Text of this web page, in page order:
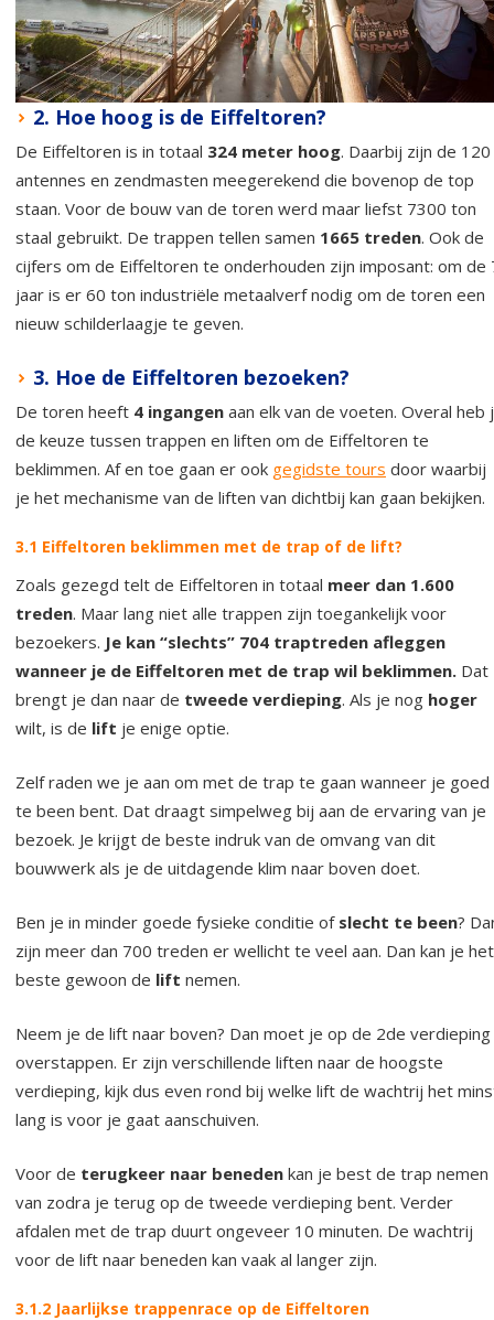
2. Hoe hoog is de Eiffeltoren?
De Eiffeltoren is in totaal 324 meter hoog. Daarbij zijn de 120
antennes en zendmasten meegerekend die bovenop de top
staan. Voor de bouw van de toren werd maar liefst 7300 ton
staal gebruikt. De trappen tellen samen 1665 treden. Ook de
cijfers om de Eiffeltoren te onderhouden zijn imposant: om de
jaar is er 60 ton industriële metaalverf nodig om de toren een
nieuw schilderlaagje te geven.
3. Hoe de Eiffeltoren bezoeken?
De toren heeft 4 ingangen aan elk van de voeten. Overal heb
de keuze tussen trappen en liften om de Eiffeltoren te
beklimmen. Af en toe gaan er ook gegidste tours door waarbij
je het mechanisme van de liften van dichtbij kan gaan bekijken.
3.1 Eiffeltoren beklimmen met de trap of de lift?
Zoals gezegd telt de Eiffeltoren in totaal meer dan 1.600
treden. Maar lang niet alle trappen zijn toegankelijk voor
bezoekers. Je kan “slechts” 704 traptreden afleggen
wanneer je de Eiffeltoren met de trap wil beklimmen. Dat
brengt je dan naar de tweede verdieping. Als je nog hoger
wilt, is de lift je enige optie.
Zelf raden we je aan om met de trap te gaan wanneer je goed
te been bent. Dat draagt simpelweg bij aan de ervaring van je
bezoek. Je krijgt de beste indruk van de omvang van dit
bouwwerk als je de uitdagende klim naar boven doet.
Ben je in minder goede fysieke conditie ofslecht te been?
zijn meer dan 700 treden er wellicht te veel aan. Dan kan je het
beste gewoon de lift nemen.
Neem je de lift naar boven? Dan moet je op de 2de verdieping
overstappen. Er zijn verschillende liften naar de hoogste
verdieping, kijk dus even rond bij welke lift de wachtrij het
lang is voor je gaat aanschuiven.
Voor de terugkeer naar beneden kan je best de trap nemen
van zodra je terug op de tweede verdieping bent. Verder
afdalen met de trap duurt ongeveer 10 minuten. De wachtrij
voor de lift naar beneden kan vaak al langer zijn.
3.1.2 Jaarlijkse trappenrace op de Eiffeltoren